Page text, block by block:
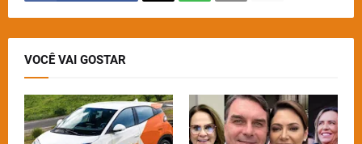
VOCÊ VAI GOSTAR